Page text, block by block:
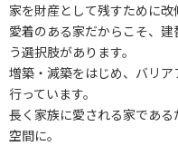
家を財産として残すために改
愛着のある家だからこそ、
う選択肢があります。
増築・減築をはじめ、バリ
行っています。
長く家族に愛される家であ
空間に。